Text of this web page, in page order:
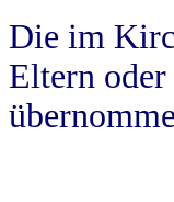
Die im
Eltern